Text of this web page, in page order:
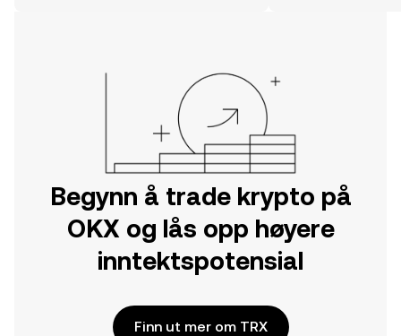
Begynn å trade krypto på
OKX og lås opp høyere
inntektspotensial
Finn ut mer om TRX